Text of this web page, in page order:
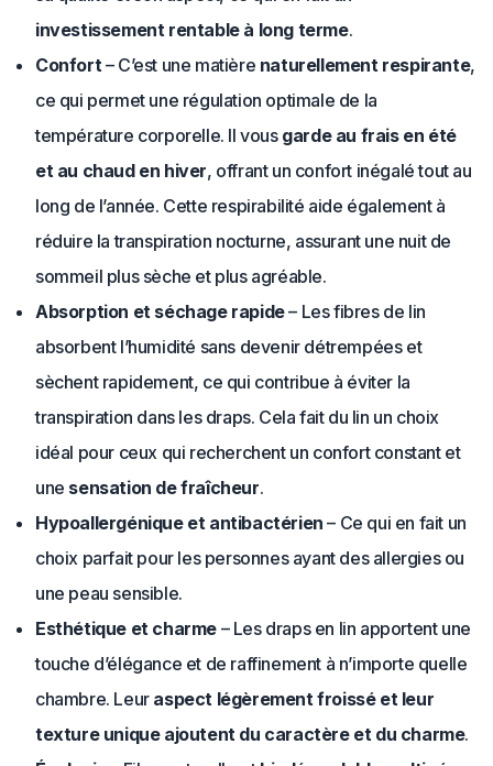
investissement rentable à long terme.
Confort– C’est une matière naturellement respirante,
ce qui permet une régulation optimale de la
température corporelle. Il vous garde au frais en été
et au chaud en hiver, offrant un confort inégalé tout au
long de l’année. Cette respirabilité aide également à
réduire la transpiration nocturne, assurant une nuit de
sommeil plus sèche et plus agréable.
Absorption et séchage rapide– Les fibres de lin
absorbent l’humidité sans devenir détrempées et
sèchent rapidement, ce qui contribue à éviter la
transpiration dans les draps. Cela fait du lin un choix
idéal pour ceux qui recherchent un confort constant et
une sensation de fraîcheur.
Hypoallergénique et antibactérien – Ce qui en fait un
choix parfait pour les personnes ayant des allergies ou
une peau sensible.
Esthétique et charme – Les draps en lin apportent une
touche d’élégance et de raffinement à n’importe quelle
chambre. Leur aspect légèrement froissé et leur
texture unique ajoutent du caractère et du charme.